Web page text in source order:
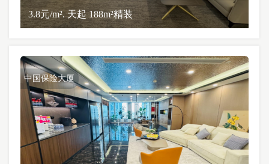
3.8元/m². 天起 188m²精装
中国保险大厦